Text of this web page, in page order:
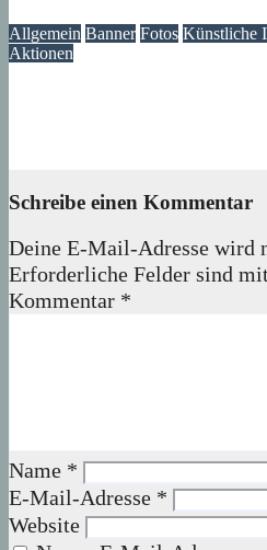
Allgemein Banner Fotos Künstliche
Aktionen
Schreibe einen Kommentar
Deine E-Mail-Adresse wird
Erforderliche Felder sind mit
Kommentar *
Name *
E-Mail-Adresse *
Website